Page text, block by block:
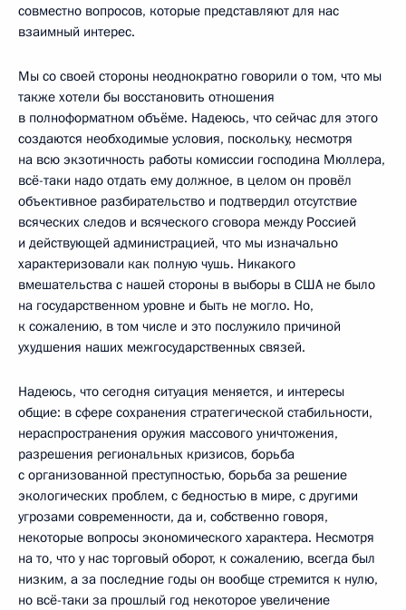
совместно вопросов, которые представляют для нас
взаимный интерес.
Мы со своей стороны неоднократно говорили о том, что мы
также хотели бы восстановить отношения
в полноформатном объёме. Надеюсь, что сейчас для этого
создаются необходимые условия, поскольку, несмотря
на всю экзотичность работы комиссии господина Мюллера,
всё-таки надо отдать ему должное, в целом он провёл
объективное разбирательство и подтвердил отсутствие
всяческих следов и всяческого сговора между Россией
и действующей администрацией, что мы изначально
характеризовали как полную чушь. Никакого
вмешательства с нашей стороны в выборы в США не было
на государственном уровне и быть не могло. Но,
к сожалению, в том числе и это послужило причиной
ухудшения наших межгосударственных связей.
Надеюсь, что сегодня ситуация меняется, и интересы
общие: в сфере сохранения стратегической стабильности,
нераспространения оружия массового уничтожения,
разрешения региональных кризисов, борьба
с организованной преступностью, борьба за решение
экологических проблем, с бедностью в мире, с другими
угрозами современности, да и, собственно говоря,
некоторые вопросы экономического характера. Несмотря
на то, что у нас торговый оборот, к сожалению, всегда был
низким, а за последние годы он вообще стремится к нулю,
но всё-таки за прошлый год некоторое увеличение